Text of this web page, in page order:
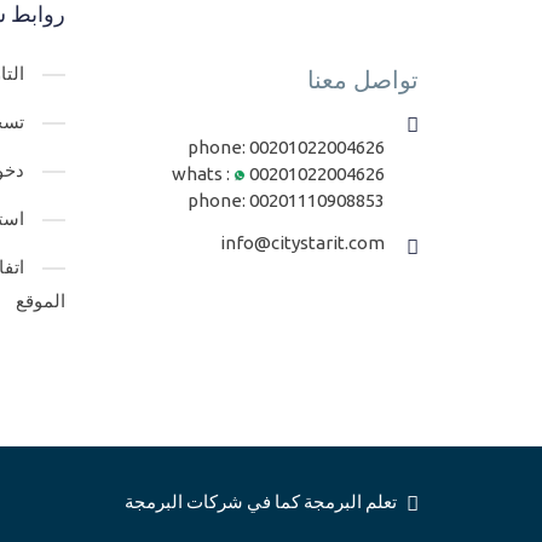
تواصل معنا
phone: 00201022004626
whats :
00201022004626
phone: 00201110908853
info@citystarit.com
روابط
الموقع
تعلم البرمجة كما في شركات البرمجة